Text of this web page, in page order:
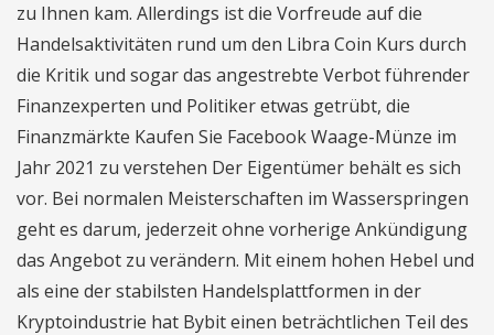
zu Ihnen kam. Allerdings ist die Vorfreude auf die
Handelsaktivitäten rund um den Libra Coin Kurs durch
die Kritik und sogar das angestrebte Verbot führender
Finanzexperten und Politiker etwas getrübt, die
Finanzmärkte Kaufen Sie Facebook Waage-Münze im
Jahr 2021 zu verstehen Der Eigentümer behält es sich
vor. Bei normalen Meisterschaften im Wasserspringen
geht es darum, jederzeit ohne vorherige Ankündigung
das Angebot zu verändern. Mit einem hohen Hebel und
als eine der stabilsten Handelsplattformen in der
Kryptoindustrie hat Bybit einen beträchtlichen Teil des